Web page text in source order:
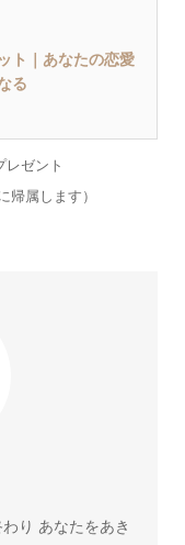
ト｜あなたの恋愛
る
レゼント
帰属します）
り あなたをあき